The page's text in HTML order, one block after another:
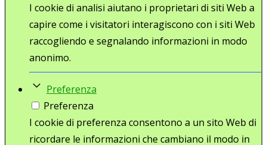
I cookie di analisi aiutano i proprietari di siti Web a
capire come i visitatori interagiscono con i siti Web
raccogliendo e segnalando informazioni in modo
anonimo.
Preferenza
Preferenza
I cookie di preferenza consentono a un sito Web di
ricordare le informazioni che cambiano il modo in